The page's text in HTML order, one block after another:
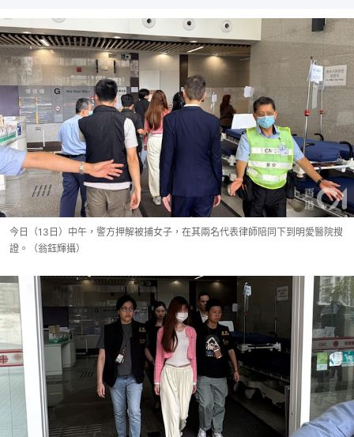
今日（13日）中午，警方押解被捕女子，在其兩名代表律師陪同下到明愛醫院搜
證。（翁鈺輝攝）